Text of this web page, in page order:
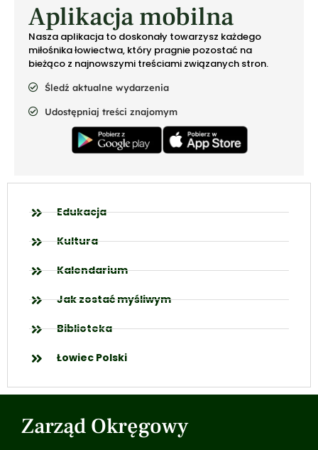
Aplikacja mobilna
Nasza aplikacja to doskonały towarzysz każdego
miłośnika łowiectwa, który pragnie pozostać na
bieżąco z najnowszymi treściami związanych stron.
Śledź aktualne wydarzenia
Udostępniaj treści znajomym
Edukacja
Kultura
Kalendarium
Jak zostać myśliwym
Biblioteka
Łowiec Polski
Zarząd Okręgowy